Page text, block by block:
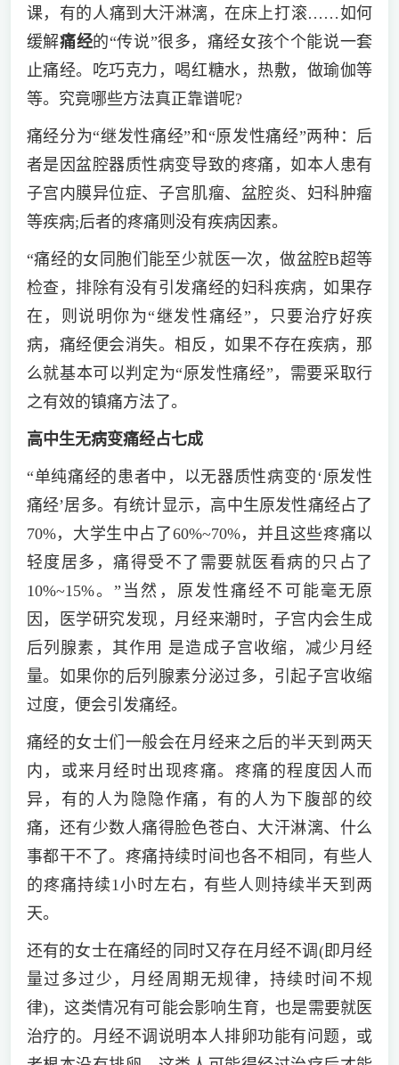
课，有的人痛到大汗淋漓，在床上打滚……如何
缓解痛经的“传说”很多，痛经女孩个个能说一套
止痛经。吃巧克力，喝红糖水，热敷，做瑜伽等
等。究竟哪些方法真正靠谱呢?
痛经分为“继发性痛经”和“原发性痛经”两种：后
者是因盆腔器质性病变导致的疼痛，如本人患有
子宫内膜异位症、子宫肌瘤、盆腔炎、妇科肿瘤
等疾病;后者的疼痛则没有疾病因素。
“痛经的女同胞们能至少就医一次，做盆腔B超等
检查，排除有没有引发痛经的妇科疾病，如果存
在，则说明你为“继发性痛经”，只要治疗好疾
病，痛经便会消失。相反，如果不存在疾病，那
么就基本可以判定为“原发性痛经”，需要采取行
之有效的镇痛方法了。
高中生无病变痛经占七成
“单纯痛经的患者中，以无器质性病变的‘原发性
痛经’居多。有统计显示，高中生原发性痛经占了
70%，大学生中占了60%~70%，并且这些疼痛以
轻度居多，痛得受不了需要就医看病的只占了
10%~15%。”当然，原发性痛经不可能毫无原
因，医学研究发现，月经来潮时，子宫内会生成
后列腺素，其作用 是造成子宫收缩，减少月经
量。如果你的后列腺素分泌过多，引起子宫收缩
过度，便会引发痛经。
痛经的女士们一般会在月经来之后的半天到两天
内，或来月经时出现疼痛。疼痛的程度因人而
异，有的人为隐隐作痛，有的人为下腹部的绞
痛，还有少数人痛得脸色苍白、大汗淋漓、什么
事都干不了。疼痛持续时间也各不相同，有些人
的疼痛持续1小时左右，有些人则持续半天到两
天。
还有的女士在痛经的同时又存在月经不调(即月经
量过多过少，月经周期无规律，持续时间不规
律)，这类情况有可能会影响生育，也是需要就医
治疗的。月经不调说明本人排卵功能有问题，或